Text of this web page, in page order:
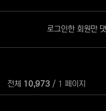
로그인한 회원만
전체 10,973 / 1 페이지